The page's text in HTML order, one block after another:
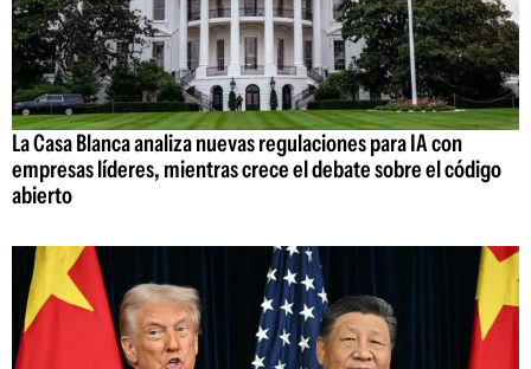
La Casa Blanca analiza nuevas regulaciones para IA con
empresas líderes, mientras crece el debate sobre el código
abierto